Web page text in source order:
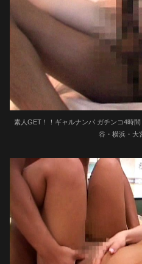
素人GET！！ギャルナンパ ガチンコ4時
谷・横浜・大